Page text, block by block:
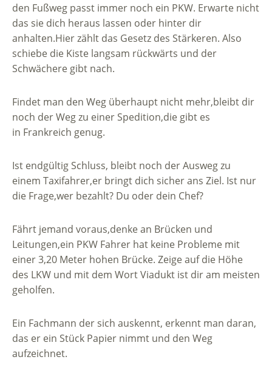
den Fußweg passt immer noch ein PKW. Erwarte nicht
das sie dich heraus lassen oder hinter dir
anhalten.Hier zählt das Gesetz des Stärkeren. Also
schiebe die Kiste langsam rückwärts und der
Schwächere gibt nach.
Findet man den Weg überhaupt nicht mehr,bleibt dir
noch der Weg zu einer Spedition,die gibt es
in Frankreich genug.
Ist endgültig Schluss, bleibt noch der Ausweg zu
einem Taxifahrer,er bringt dich sicher ans Ziel. Ist nur
die Frage,wer bezahlt? Du oder dein Chef?
Fährt jemand voraus,denke an Brücken und
Leitungen,ein PKW Fahrer hat keine Probleme mit
einer 3,20 Meter hohen Brücke. Zeige auf die Höhe
des LKW und mit dem Wort Viadukt ist dir am meisten
geholfen.
Ein Fachmann der sich auskennt, erkennt man daran,
das er ein Stück Papier nimmt und den Weg
aufzeichnet.